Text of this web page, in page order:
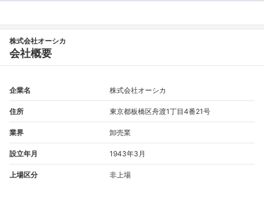
株式会社オーシカ
会社概要
企業名 株式会社オーシカ
住所 東京都板橋区舟渡1丁目4番21号
業界 卸売業
設立年月 1943年3月
上場区分 非上場